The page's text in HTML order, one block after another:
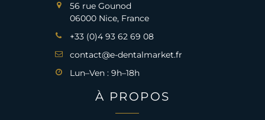
56 rue Gounod
06000 Nice, France
+33 (0)4 93 62 69 08
contact@e-dentalmarket.fr
Lun–Ven : 9h–18h
À PROPOS